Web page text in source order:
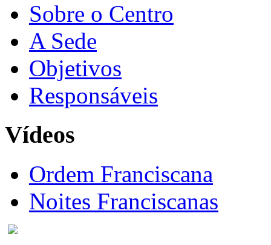
Sobre o Centro
A Sede
Objetivos
Responsáveis
Vídeos
Ordem Franciscana
Noites Franciscanas